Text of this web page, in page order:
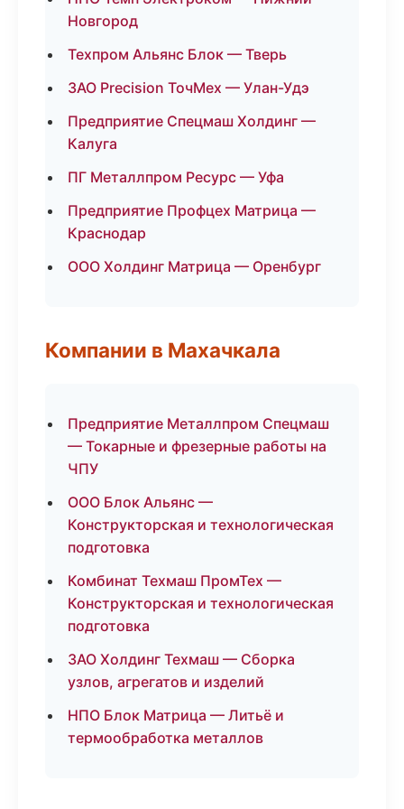
Новгород
Техпром Альянс Блок — Тверь
ЗАО Precision ТочМех — Улан-Удэ
Предприятие Спецмаш Холдинг —
Калуга
ПГ Металлпром Ресурс — Уфа
Предприятие Профцех Матрица —
Краснодар
ООО Холдинг Матрица — Оренбург
Компании в Махачкала
Предприятие Металлпром Спецмаш
— Токарные и фрезерные работы на
ЧПУ
ООО Блок Альянс —
Конструкторская и технологическая
подготовка
Комбинат Техмаш ПромТех —
Конструкторская и технологическая
подготовка
ЗАО Холдинг Техмаш — Сборка
узлов, агрегатов и изделий
НПО Блок Матрица — Литьё и
термообработка металлов